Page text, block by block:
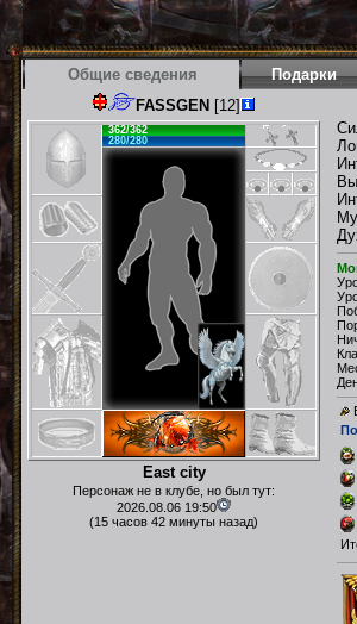
Общие сведения Подарки
FASSGEN [12]
362/362
280/280
East city
Персонаж не в клубе, но был тут:
2026.08.06 19:50
(15 часов 42 минуты назад)